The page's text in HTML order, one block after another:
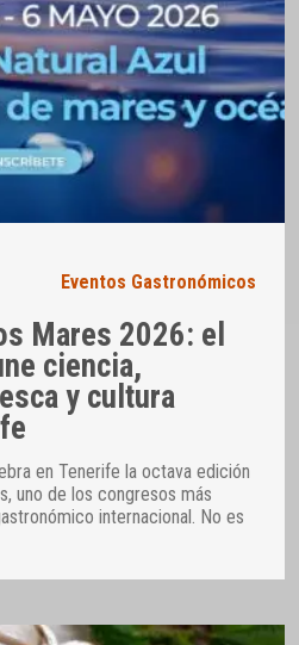
Eventos Gastronómicos
Mares 2026: el
ciencia,
y cultura
en Tenerife la octava edición
uno de los congresos más
internacional. No es